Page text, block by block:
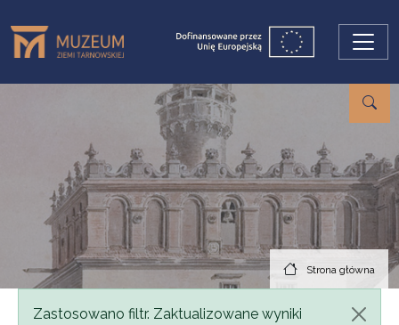
Strona główna
Komunikat
Zastosowano filtr. Zaktualizowane wyniki